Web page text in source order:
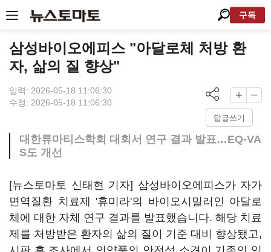
구독
삼성바이오에피스 "아달로체 처방 환
자, 삶의 질 향상"
입력: 2026-05-18 11:06:30
수정: 2026-05-18 11:06:30
답글쓰기
대한류마티스학회 대회서 연구 결과 발표…EQ-VA
S도 개선
[뉴스토마토 신태현 기자] 삼성바이오에피스가 자가
면역질환 치료제 '휴미라'의 바이오시밀러인 아달로
체에 대한 자체 연구 결과를 발표했습니다. 해당 치료
제를 처방받은 환자의 삶의 질이 기준 대비 향상됐고,